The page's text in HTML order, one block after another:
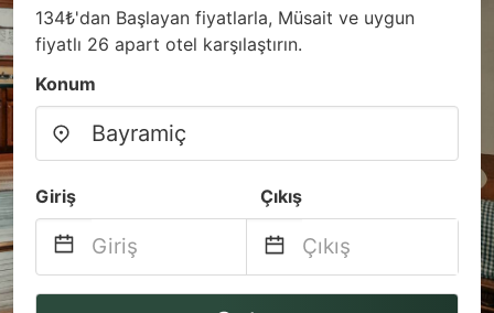
134₺'dan Başlayan fiyatlarla, Müsait ve uygun
fiyatlı 26 apart otel karşılaştırın.
Konum
Giriş Çıkış
Navigate
Navigate